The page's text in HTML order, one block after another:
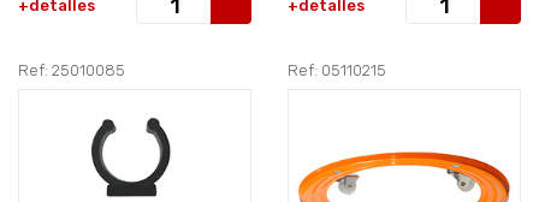
+detalles +detalles
Ref: 25010085 Ref: 05110215